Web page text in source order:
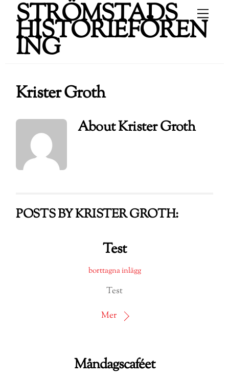
content
STRÖMSTADS
HISTORIEFÖREN
ING
Krister Groth
AboutKrister Groth
POSTS BY KRISTER GROTH:
Test
borttagna inlägg
Test
Mer
Måndagscaféet